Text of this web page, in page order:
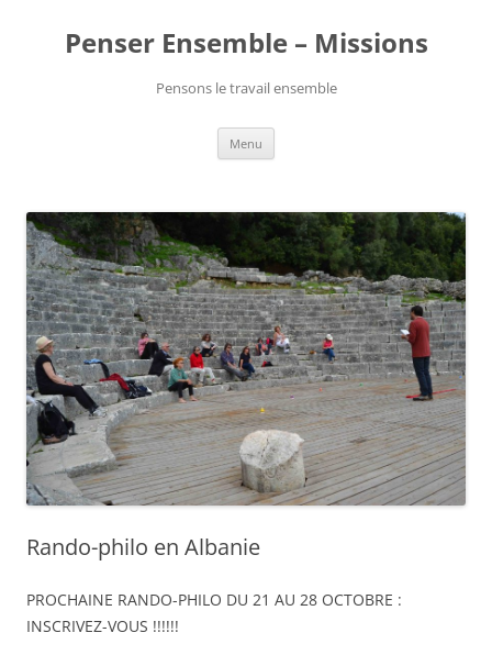
Penser Ensemble – Missions
Pensons le travail ensemble
Menu
Rando-philo en Albanie
PROCHAINE RANDO-PHILO DU 21 AU 28 OCTOBRE :
INSCRIVEZ-VOUS !!!!!!